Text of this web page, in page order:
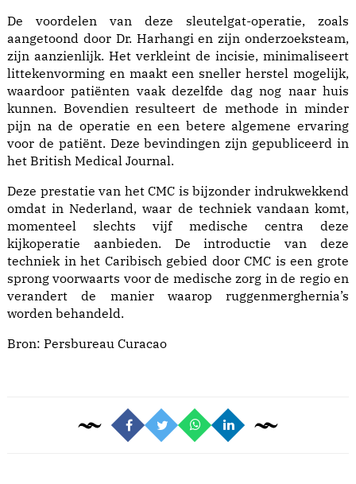
De voordelen van deze sleutelgat-operatie, zoals
aangetoond door Dr. Harhangi en zijn onderzoeksteam,
zijn aanzienlijk. Het verkleint de incisie, minimaliseert
littekenvorming en maakt een sneller herstel mogelijk,
waardoor patiënten vaak dezelfde dag nog naar huis
kunnen. Bovendien resulteert de methode in minder
pijn na de operatie en een betere algemene ervaring
voor de patiënt. Deze bevindingen zijn gepubliceerd in
het British Medical Journal.
Deze prestatie van het CMC is bijzonder indrukwekkend
omdat in Nederland, waar de techniek vandaan komt,
momenteel slechts vijf medische centra deze
kijkoperatie aanbieden. De introductie van deze
techniek in het Caribisch gebied door CMC is een grote
sprong voorwaarts voor de medische zorg in de regio en
verandert de manier waarop ruggenmerghernia’s
worden behandeld.
Bron: Persbureau Curacao